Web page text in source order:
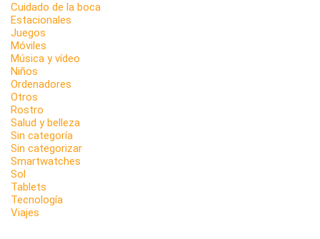
Cuidado de la boca
Estacionales
Juegos
Móviles
Música y vídeo
Niños
Ordenadores
Otros
Rostro
Salud y belleza
Sin categoría
Sin categorizar
Smartwatches
Sol
Tablets
Tecnología
Viajes